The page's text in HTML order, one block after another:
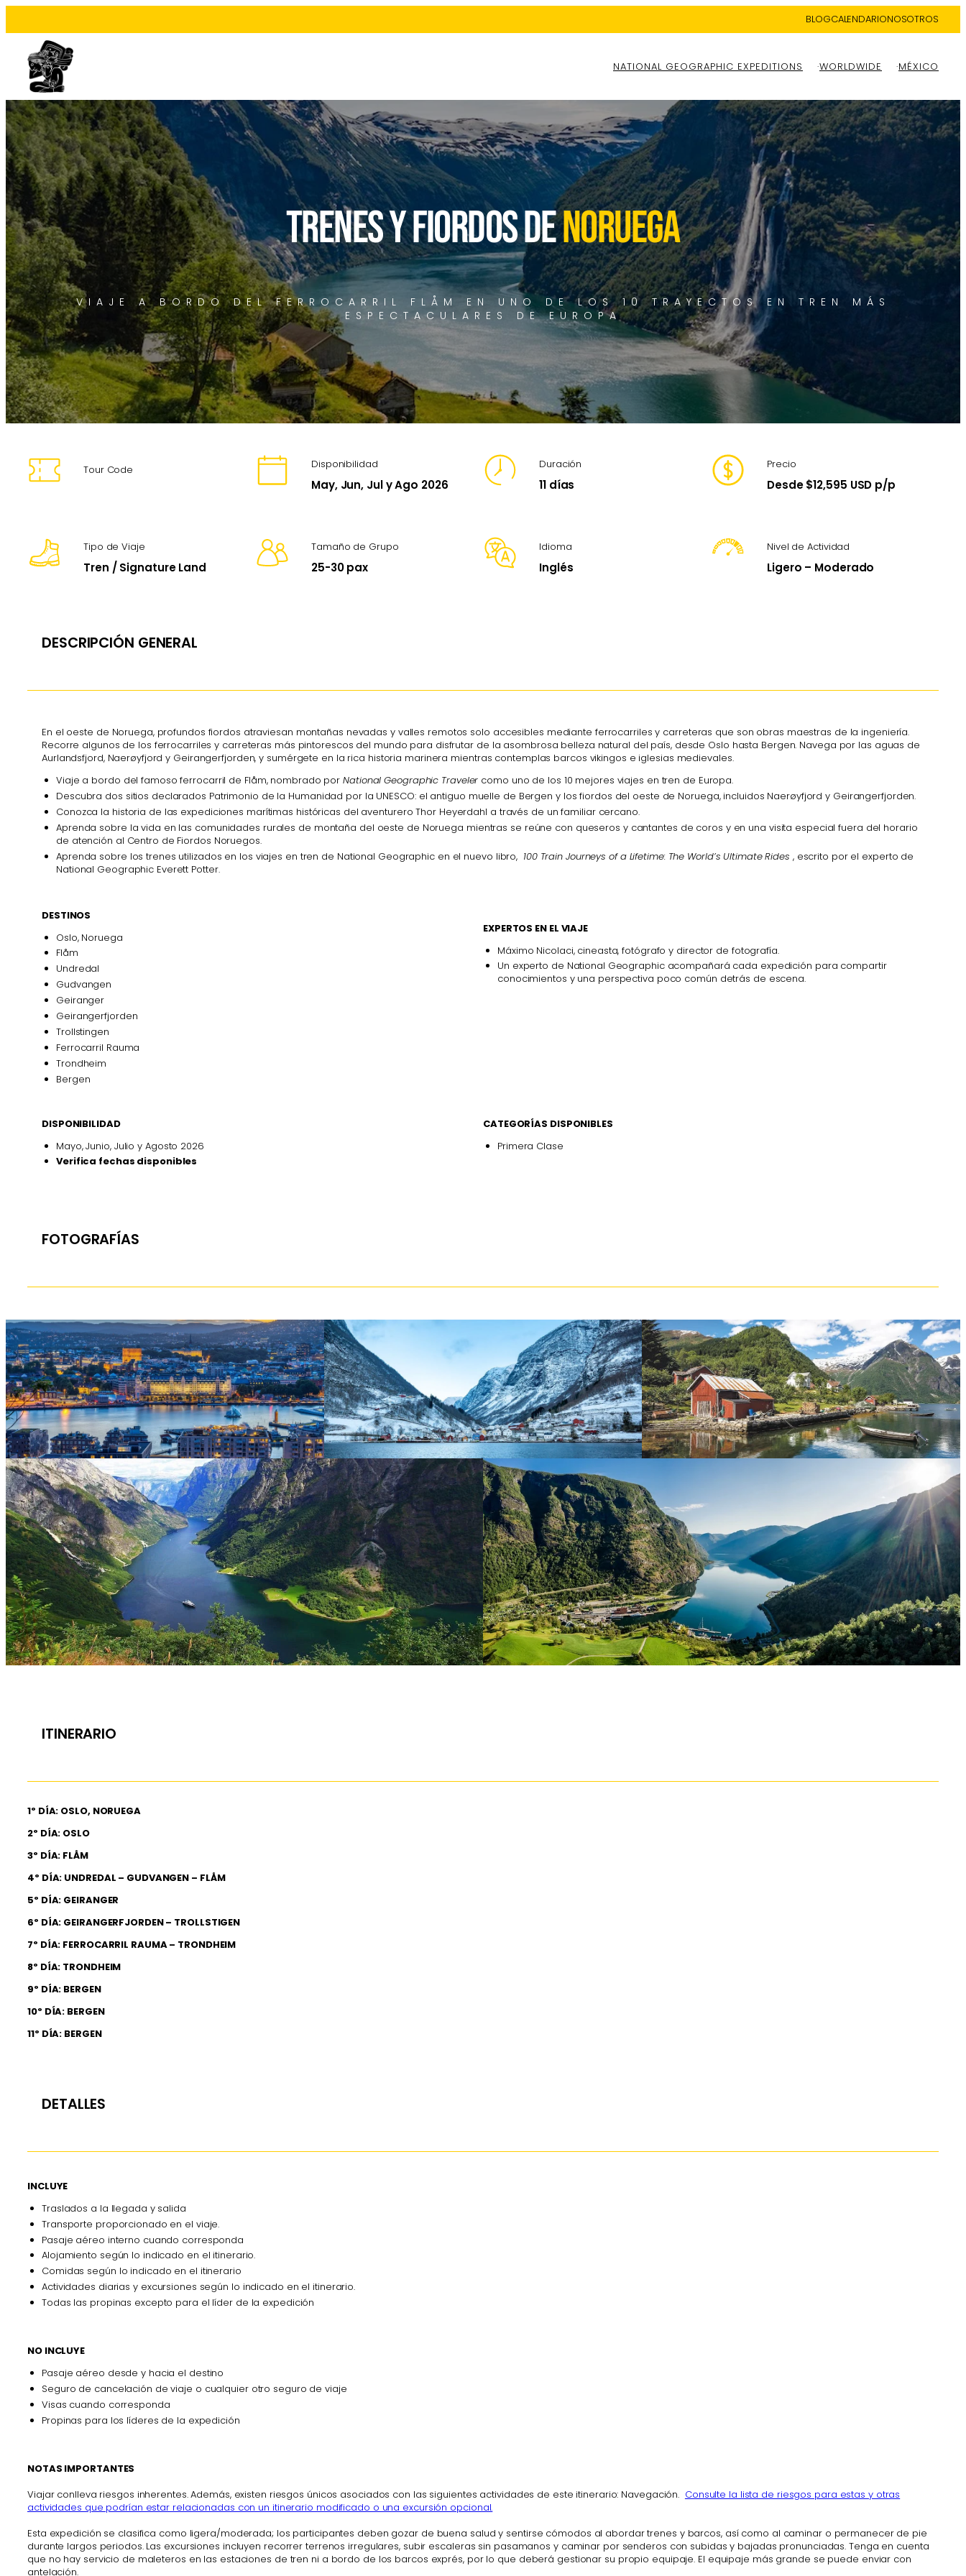
BLOGCALENDARIONOSOTROS
NATIONAL GEOGRAPHIC EXPEDITIONS WORLDWIDE MÉXICO
TRENES Y FIORDOS DENORUEGA
VIAJE A BORDO DEL FERROCARRIL FLÅM EN UNO DE LOS 10 TRAYECTOS EN TREN MÁS
ESPECTACULARES DE EUROPA
Tour Code Disponibilidad
May, Jun, Jul y Ago 2026
Duración
11 días
Precio
Desde $12,595 USD p/p
Tipo de Viaje
Tren / Signature Land
Tamaño de Grupo
25-30 pax
Idioma
Inglés
Nivel de Actividad
Ligero – Moderado
DESCRIPCIÓN GENERAL
En el oeste de Noruega, profundos fiordos atraviesan montañas nevadas y valles remotos solo accesibles mediante ferrocarriles y carreteras que son obras maestras de la ingeniería.
Recorre algunos de los ferrocarriles y carreteras más pintorescos del mundo para disfrutar de la asombrosa belleza natural del país, desde Oslo hasta Bergen. Navega por las aguas de
Aurlandsfjord, Naerøyfjord y Geirangerfjorden, y sumérgete en la rica historia marinera mientras contemplas barcos vikingos e iglesias medievales.
Viaje a bordo del famoso ferrocarril de Flåm, nombrado porNational Geographic Traveler como uno de los 10 mejores viajes en tren de Europa.
Descubra dos sitios declarados Patrimonio de la Humanidad por la UNESCO: el antiguo muelle de Bergen y los fiordos del oeste de Noruega, incluidos Naerøyfjord y Geirangerfjorden.
Conozca la historia de las expediciones marítimas históricas del aventurero Thor Heyerdahl a través de un familiar cercano.
Aprenda sobre la vida en las comunidades rurales de montaña del oeste de Noruega mientras se reúne con queseros y cantantes de coros y en una visita especial fuera del horario
de atención al Centro de Fiordos Noruegos.
Aprenda sobre los trenes utilizados en los viajes en tren de National Geographic en el nuevo libro, 100 Train Journeys of a Lifetime: The World’s Ultimate Rides , escrito por el experto de
National Geographic Everett Potter.
DESTINOS
Oslo, Noruega
Flåm
Undredal
Gudvangen
Geiranger
Geirangerfjorden
Trollstingen
Ferrocarril Rauma
Trondheim
Bergen
EXPERTOS EN EL VIAJE
Máximo Nicolaci, cineasta, fotógrafo y director de fotografía.
Un experto de National Geographic acompañará cada expedición para compartir
conocimientos y una perspectiva poco común detrás de escena.
DISPONIBILIDAD
Mayo, Junio, Julio y Agosto 2026
Verifica fechas disponibles
CATEGORÍAS DISPONIBLES
Primera Clase
FOTOGRAFÍAS
ITINERARIO
1º DÍA: OSLO, NORUEGA
2º DÍA: OSLO
3º DÍA: FLÅM
4º DÍA: UNDREDAL – GUDVANGEN – FLÅM
5º DÍA: GEIRANGER
6º DÍA: GEIRANGERFJORDEN – TROLLSTIGEN
7º DÍA: FERROCARRIL RAUMA – TRONDHEIM
8º DÍA: TRONDHEIM
9º DÍA: BERGEN
10º DÍA: BERGEN
11º DÍA: BERGEN
DETALLES
INCLUYE
Traslados a la llegada y salida
Transporte proporcionado en el viaje.
Pasaje aéreo interno cuando corresponda
Alojamiento según lo indicado en el itinerario.
Comidas según lo indicado en el itinerario
Actividades diarias y excursiones según lo indicado en el itinerario.
Todas las propinas excepto para el líder de la expedición
NO INCLUYE
Pasaje aéreo desde y hacia el destino
Seguro de cancelación de viaje o cualquier otro seguro de viaje
Visas cuando corresponda
Propinas para los líderes de la expedición
NOTAS IMPORTANTES
Viajar conlleva riesgos inherentes. Además, existen riesgos únicos asociados con las siguientes actividades de este itinerario: Navegación. Consulte la lista de riesgos para estas y otras
actividades que podrían estar relacionadas con un itinerario modificado o una excursión opcional.
Esta expedición se clasifica como ligera/moderada; los participantes deben gozar de buena salud y sentirse cómodos al abordar trenes y barcos, así como al caminar o permanecer de pie
durante largos periodos. Las excursiones incluyen recorrer terrenos irregulares, subir escaleras sin pasamanos y caminar por senderos con subidas y bajadas pronunciadas. Tenga en cuenta
que no hay servicio de maleteros en las estaciones de tren ni a bordo de los barcos exprés, por lo que deberá gestionar su propio equipaje. El equipaje más grande se puede enviar con
antelación.